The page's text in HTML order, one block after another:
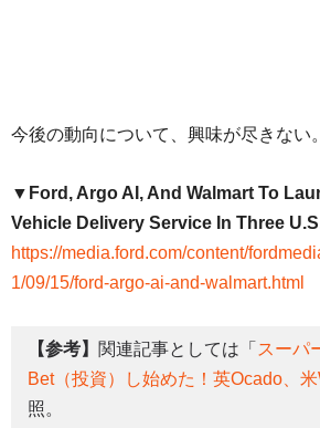
今後の動向について、興味が尽きない。
▼Ford, Argo AI, And Walmart To
Vehicle Delivery Service In Three
https://media.ford.com/content/
1/09/15/ford-argo-ai-and-walmart.html
【参考】 関連記事としては「 スーパ
Bet（投資）し始めた！英Ocado、
照。